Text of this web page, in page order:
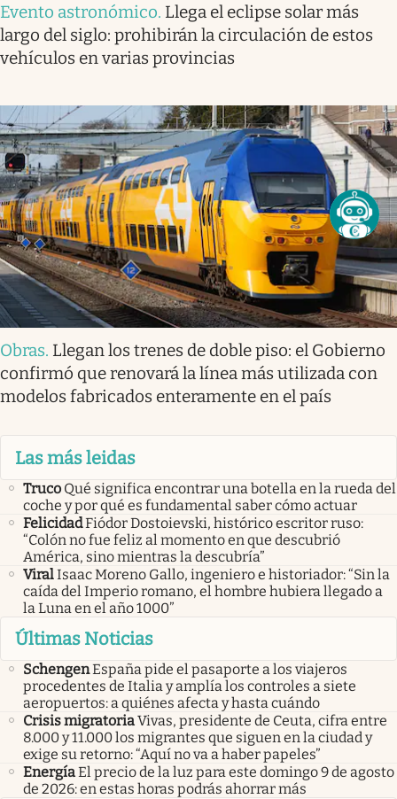
Evento astronómico. Llega el eclipse solar más
largo del siglo: prohibirán la circulación de estos
vehículos en varias provincias
Obras. Llegan los trenes de doble piso: el Gobierno
confirmó que renovará la línea más utilizada con
modelos fabricados enteramente en el país
Las más leidas
Truco Qué significa encontrar una botella en la rueda del
coche y por qué es fundamental saber cómo actuar
FelicidadFiódor Dostoievski, histórico escritor ruso:
“Colón no fue feliz al momento en que descubrió
América, sino mientras la descubría”
ViralIsaac Moreno Gallo, ingeniero e historiador: “Sin la
caída del Imperio romano, el hombre hubiera llegado a
la Luna en el año 1000”
Últimas Noticias
SchengenEspaña pide el pasaporte a los viajeros
procedentes de Italia y amplía los controles a siete
aeropuertos: a quiénes afecta y hasta cuándo
Crisis migratoriaVivas, presidente de Ceuta, cifra entre
8.000 y 11.000 los migrantes que siguen en la ciudad y
exige su retorno: “Aquí no va a haber papeles”
EnergíaEl precio de la luz para este domingo 9 de agosto
de 2026: en estas horas podrás ahorrar más